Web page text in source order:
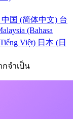
中国 (简体中文) 台
(Bahasa
Việt) 日本 (日
จำเป็น